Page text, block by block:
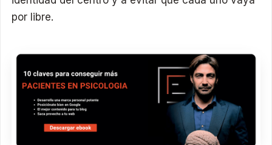
por libre.